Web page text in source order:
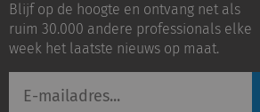
LinkedInYoutube
Blijf op de hoogte en ontvang net als
ruim 30.000 andere professionals elke
week het laatste nieuws op maat.
mailadres